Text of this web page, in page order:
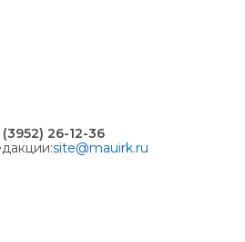
(3952) 26-12-36
site@mauirk.ru